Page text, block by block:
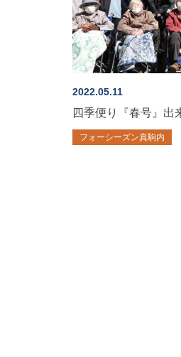
2022.05.11
四季便り『春号』出
フォーシーズン真駒内